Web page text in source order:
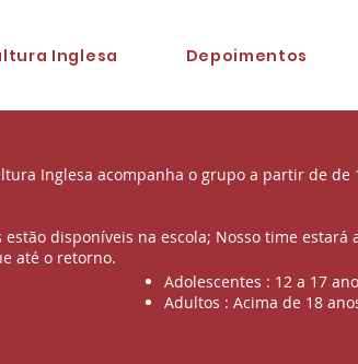
Inglesa Depoimentos
Inglesa acompanha o grupo a partir de de
disponíveis na escola; Nosso time estará
até o retorno.
Adolescentes : 12 a 17
Adultos : Acima de 18